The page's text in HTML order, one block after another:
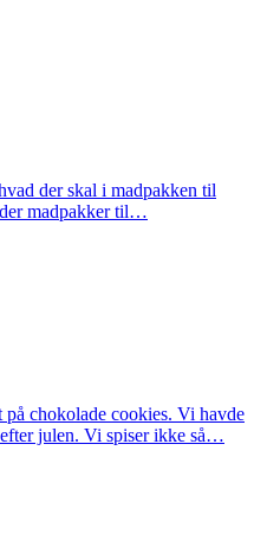
der skal i madpakken til
madpakker til…
chokolade cookies. Vi havde
julen. Vi spiser ikke så…